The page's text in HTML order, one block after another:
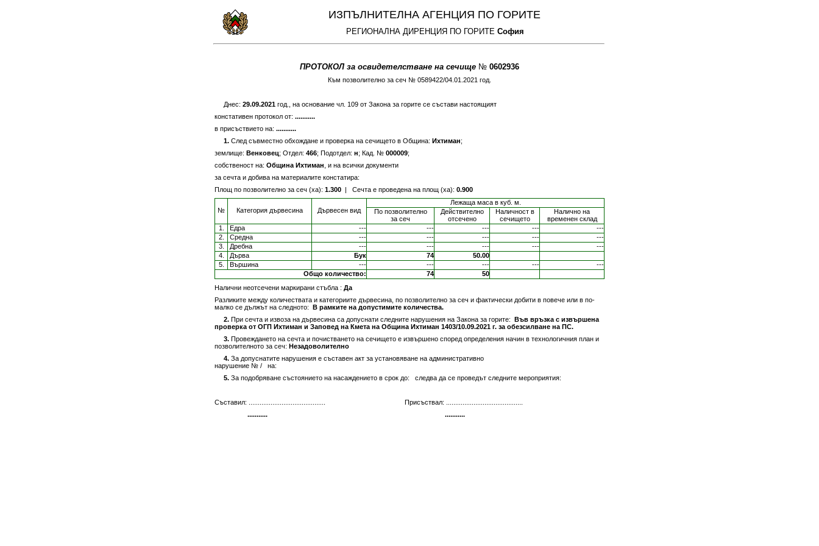
ИЗПЪЛНИТЕЛНА АГЕНЦИЯ ПО ГОРИТЕ
РЕГИОНАЛНА ДИРЕНЦИЯ ПО ГОРИТЕ София
ПРОТОКОЛ за освидетелстване на сечище № 0602936
Към позволително за сеч № 0589422/04.01.2021 год.
Днес: 29.09.2021 год., на основание чл. 109 от Закона за горите се състави настоящият
констативен протокол от: ...........
в присъствието на: ...........
1. След съвместно обхождане и проверка на сечището в Община: Ихтиман;
землище: Венковец; Отдел: 466; Подотдел: н; Кад. № 000009;
собственост на: Община Ихтиман , и на всички документи
за сечта и добива на материалите констатира:
Площ по позволително за сеч (ха): 1.300 | Сечта е проведена на площ (ха): 0.900
№ Категория дървесина Дървесен вид
Лежаща маса в куб. м.
По позволително
за сеч
Действително
отсечено
Наличност в
сечището
Налично на
временен склад
1.
Едра --- --- --- ---
---
2.
Средна --- --- --- ---
---
3.
Дребна --- --- --- ---
---
4.
Дърва Бук 74
50.00
5.
Вършина --- --- --- ---
---
Общо количество:
74
50
Налични неотсечени маркирани стъбла : Да
Разликите между количествата и категориите дървесина, по позволително за сеч и фактически добити в повече или в по-
малко се дължът на следното: В рамките на допустимите количества.
2. При сечта и извоза на дървесина са допуснати следните нарушения на Закона за горите: Във връзка с извършена
проверка от ОГП Ихтиман и Заповед на Кмета на Община Ихтиман 1403/10.09.2021 г. за обезсилване на ПС.
3. Провеждането на сечта и почистването на сечището е извършено според определения начин в технологичния план и
позволителното за сеч: Незадоволително
4. За допуснатите нарушения е съставен акт за установяване на административно
нарушение № /
на:
5. За подобряване състоянието на насаждението в срок до: следва да се проведът следните мероприятия:
Съставил: ..........................................
Присъствал: ..........................................
...........
...........